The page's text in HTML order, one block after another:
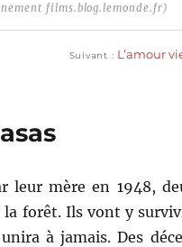
films.blog.lemonde.fr)
Suivant L’amour
leur mère en 1948,
la forêt. Ils vont y
à jamais. Des